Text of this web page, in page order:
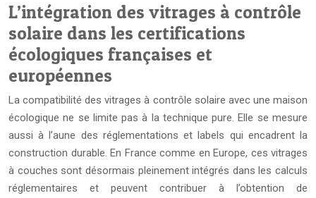
L’intégration des vitrages à contrôle
solaire dans les certifications
écologiques françaises et
européennes
La compatibilité des vitrages à contrôle solaire avec une maison
écologique ne se limite pas à la technique pure. Elle se mesure
aussi à l’aune des réglementations et labels qui encadrent la
construction durable. En France comme en Europe, ces vitrages
à couches sont désormais pleinement intégrés dans les calculs
réglementaires et peuvent contribuer à l’obtention de